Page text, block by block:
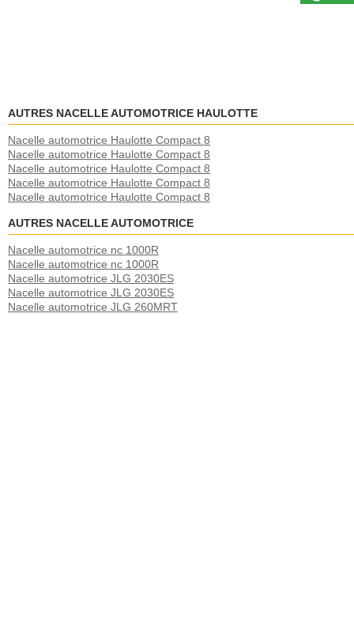
AUTRES NACELLE AUTOMOTRICE HAULOTTE
Nacelle automotrice Haulotte Compact 8
Nacelle automotrice Haulotte Compact 8
Nacelle automotrice Haulotte Compact 8
Nacelle automotrice Haulotte Compact 8
Nacelle automotrice Haulotte Compact 8
AUTRES NACELLE AUTOMOTRICE
Nacelle automotrice nc 1000R
Nacelle automotrice nc 1000R
Nacelle automotrice JLG 2030ES
Nacelle automotrice JLG 2030ES
Nacelle automotrice JLG 260MRT